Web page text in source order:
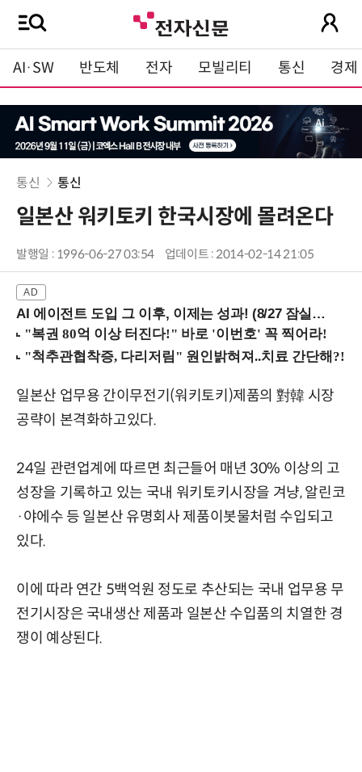
AI·SW 반도체 전자 모빌리티 통신 경제
통신 통신
일본산 워키토키 한국시장에 몰려온다
발행일 : 1996-06-27 03:54 업데이트 : 2014-02-14 21:05
AI 에이전트 도입 그 이후, 이제는 성과! (8/27 잠실역)
일본산 업무용 간이무전기(워키토키)제품의 對韓 시장
공략이 본격화하고있다.
24일 관련업계에 따르면 최근들어 매년 30% 이상의 고
성장을 기록하고 있는 국내 워키토키시장을 겨냥, 알린코
·야에수 등 일본산 유명회사 제품이봇물처럼 수입되고
있다.
이에 따라 연간 5백억원 정도로 추산되는 국내 업무용 무
전기시장은 국내생산 제품과 일본산 수입품의 치열한 경
쟁이 예상된다.